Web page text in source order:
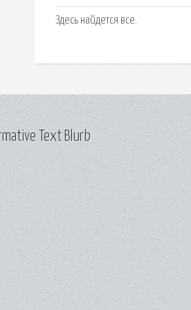
Здесь найдется все.
Text Blurb